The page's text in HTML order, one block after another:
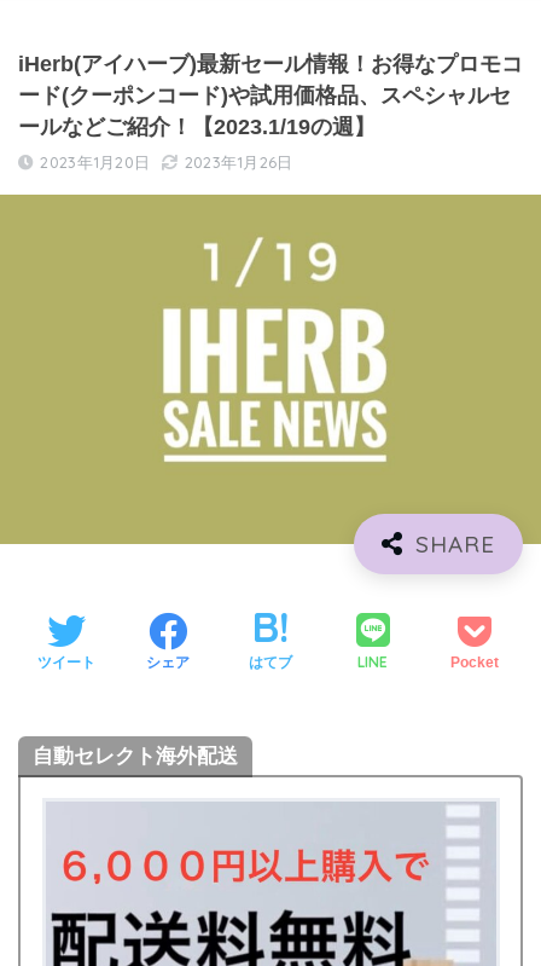
iHerb(アイハーブ)最新セール情報！お得なプロモコ
ード(クーポンコード)や試用価格品、スペシャルセ
ールなどご紹介！【2023.1/19の週】
2023年1月20日 2023年1月26日
ツイート シェア はてブ LINE Pocket
自動セレクト海外配送